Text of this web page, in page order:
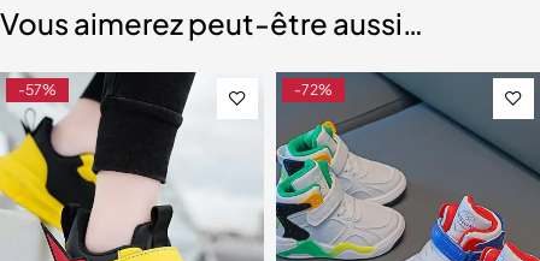
Vous aimerez peut-être aussi…
-57% -72%